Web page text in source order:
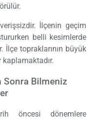
İlçenin geçim
belli kesimlerde
İlçe topraklarının büyük
Sonra Bilmeniz
öncesi dönemlere